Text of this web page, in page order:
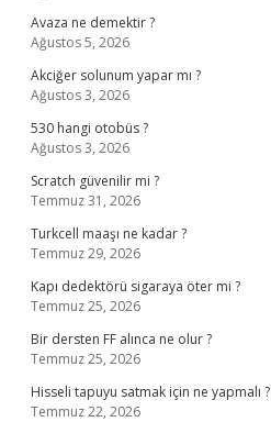
Avaza ne demektir ?
Ağustos 5, 2026
Akciğer solunum yapar mı ?
Ağustos 3, 2026
530 hangi otobüs ?
Ağustos 3, 2026
Scratch güvenilir mi ?
Temmuz 31, 2026
Turkcell maaşı ne kadar ?
Temmuz 29, 2026
Kapı dedektörü sigaraya öter mi ?
Temmuz 25, 2026
Bir dersten FF alınca ne olur ?
Temmuz 25, 2026
Hisseli tapuyu satmak için ne yapmalı ?
Temmuz 22, 2026